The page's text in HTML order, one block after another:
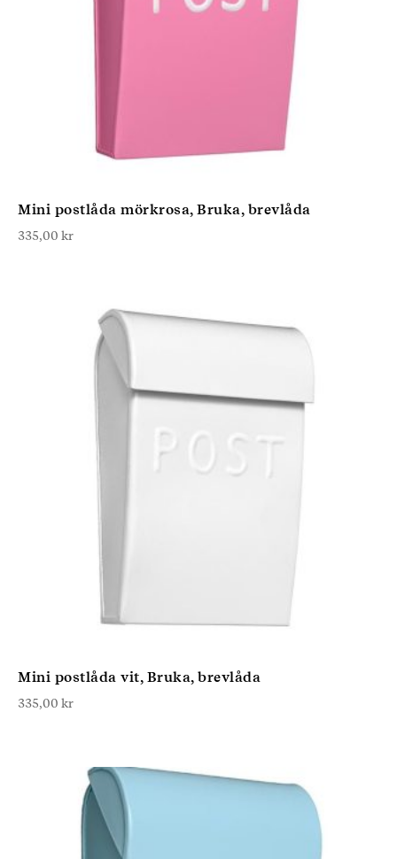
Mini postlåda mörkrosa, Bruka, brevlåda
335,00 kr
Mini postlåda vit, Bruka, brevlåda
335,00 kr